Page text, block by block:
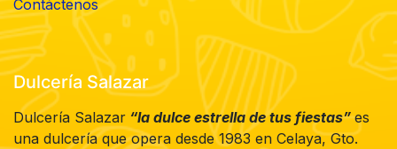
Contáctenos
Dulcería Salazar
Dulcería Salazar “la dulce estrella de tus fiestas”es
una dulcería que opera desde 1983 en Celaya, Gto.